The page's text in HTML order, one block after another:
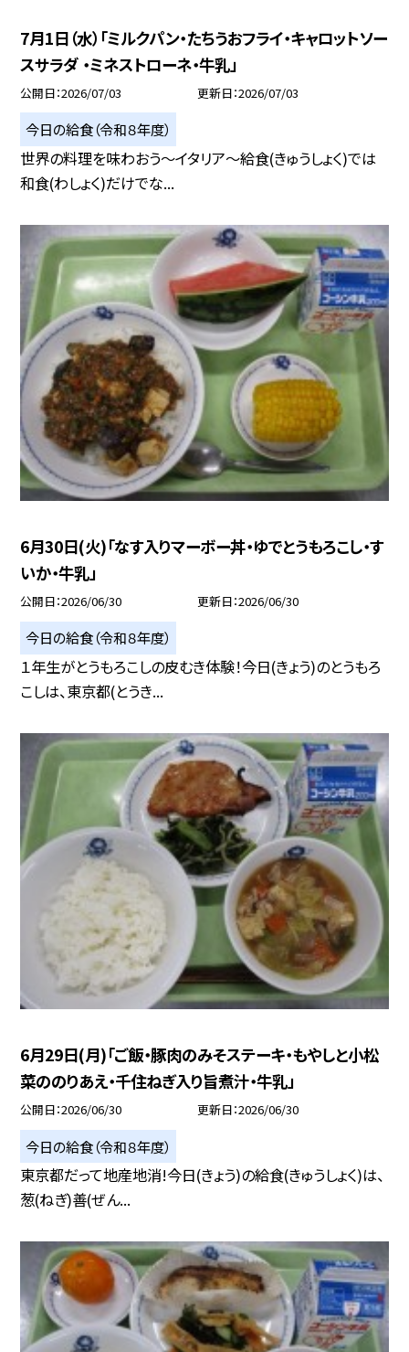
7月1日（水）「ミルクパン・たちうおフライ・キャロットソー
スサラダ ・ミネストローネ・牛乳」
公開日 2026/07/03 更新日 2026/07/03
今日の給食（令和８年度）
世界の料理を味わおう～イタリア～給食(きゅうしょく)では
和食(わしょく)だけでな...
6月30日(火)「なす入りマーボー丼・ゆでとうもろこし・す
いか・牛乳」
公開日 2026/06/30 更新日 2026/06/30
今日の給食（令和８年度）
１年生がとうもろこしの皮むき体験！今日(きょう)のとうもろ
こしは、東京都(とうき...
6月29日(月)「ご飯・豚肉のみそステーキ・もやしと小松
菜ののりあえ・千住ねぎ入り旨煮汁・牛乳」
公開日 2026/06/30 更新日 2026/06/30
今日の給食（令和８年度）
東京都だって地産地消!今日(きょう)の給食(きゅうしょく)は、
葱(ねぎ)善(ぜん...